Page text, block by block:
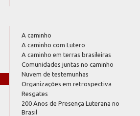
A caminho
A caminho com Lutero
A caminho em terras brasileiras
Comunidades juntas no caminho
Nuvem de testemunhas
Organizações em retrospectiva
Resgates
200 Anos de Presença Luterana no
Brasil